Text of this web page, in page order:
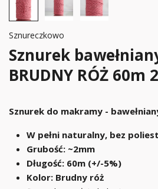
Sznureczkowo
Sznurek
BRUDNY RÓŻ 60m
Sznurek do makramy -
W pełni naturalny, bez
Grubość: ~2mm
Długość: 60m (+/-5%)
Kolor: Brudny róż